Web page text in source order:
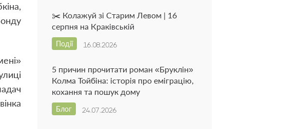
✂️ Колажуй зі Старим Левом | 16
серпня на Краківській
16.08.2026
Події
5 причин прочитати роман «Бруклін»
Колма Тойбіна: історія про еміграцію,
кохання та пошук дому
24.07.2026
Блог